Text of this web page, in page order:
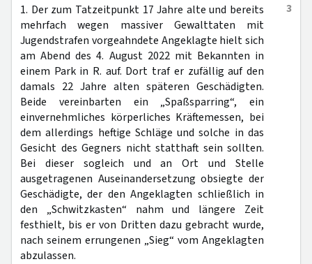
3
1. Der zum Tatzeitpunkt 17 Jahre alte und bereits
mehrfach wegen massiver Gewalttaten mit
Jugendstrafen vorgeahndete Angeklagte hielt sich
am Abend des 4. August 2022 mit Bekannten in
einem Park in R. auf. Dort traf er zufällig auf den
damals 22 Jahre alten späteren Geschädigten.
Beide vereinbarten ein „Spaßsparring“, ein
einvernehmliches körperliches Kräftemessen, bei
dem allerdings heftige Schläge und solche in das
Gesicht des Gegners nicht statthaft sein sollten.
Bei dieser sogleich und an Ort und Stelle
ausgetragenen Auseinandersetzung obsiegte der
Geschädigte, der den Angeklagten schließlich in
den „Schwitzkasten“ nahm und längere Zeit
festhielt, bis er von Dritten dazu gebracht wurde,
nach seinem errungenen „Sieg“ vom Angeklagten
abzulassen.